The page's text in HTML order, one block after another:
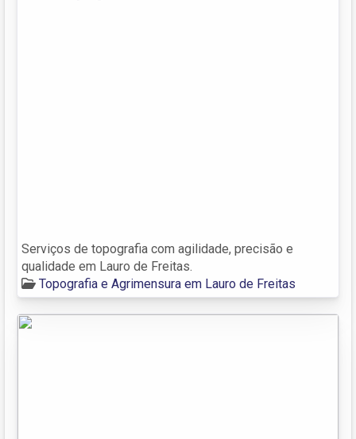
Serviços de topografia com agilidade, precisão e
qualidade em Lauro de Freitas.
Topografia e Agrimensura em Lauro de Freitas